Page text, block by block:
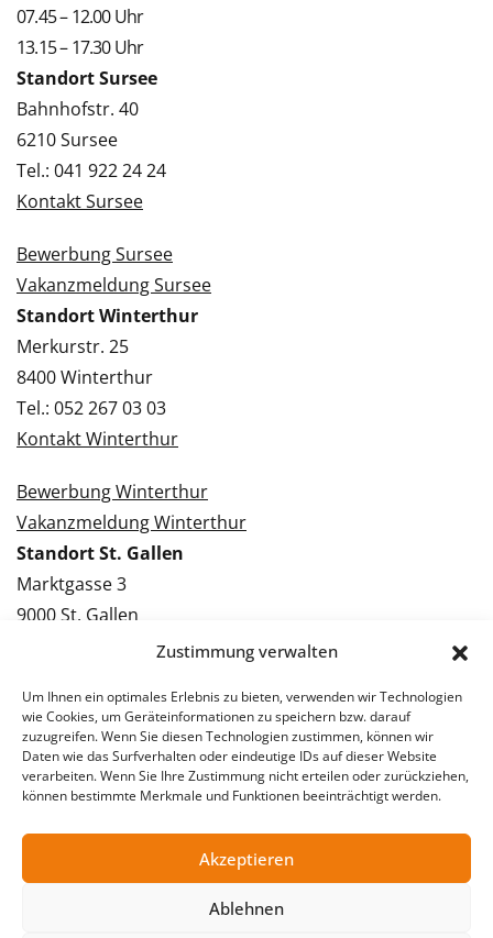
Zustimmung verwalten
Um Ihnen ein optimales Erlebnis zu bieten, verwenden wir Technologien
wie Cookies, um Geräteinformationen zu speichern bzw. darauf
zuzugreifen. Wenn Sie diesen Technologien zustimmen, können wir
Daten wie das Surfverhalten oder eindeutige IDs auf dieser Website
verarbeiten. Wenn Sie Ihre Zustimmung nicht erteilen oder zurückziehen,
können bestimmte Merkmale und Funktionen beeinträchtigt werden.
Akzeptieren
Ablehnen
07.45 – 12.00 Uhr
13.15 – 17.30 Uhr
Standort Sursee
Bahnhofstr. 40
6210 Sursee
Tel.: 041 922 24 24
Kontakt Sursee
Bewerbung Sursee
Vakanzmeldung Sursee
Standort Winterthur
Merkurstr. 25
8400 Winterthur
Tel.: 052 267 03 03
Kontakt Winterthur
Bewerbung Winterthur
Vakanzmeldung Winterthur
Standort St. Gallen
Marktgasse 3
9000 St. Gallen
Tel.: 071 228 09 09
Bewerbung St. Gallen
Vakanzmeldung St. Gallen
© 2026 Stellentreff AG